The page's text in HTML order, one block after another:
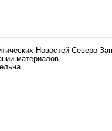
Новостей Северо-
материалов,